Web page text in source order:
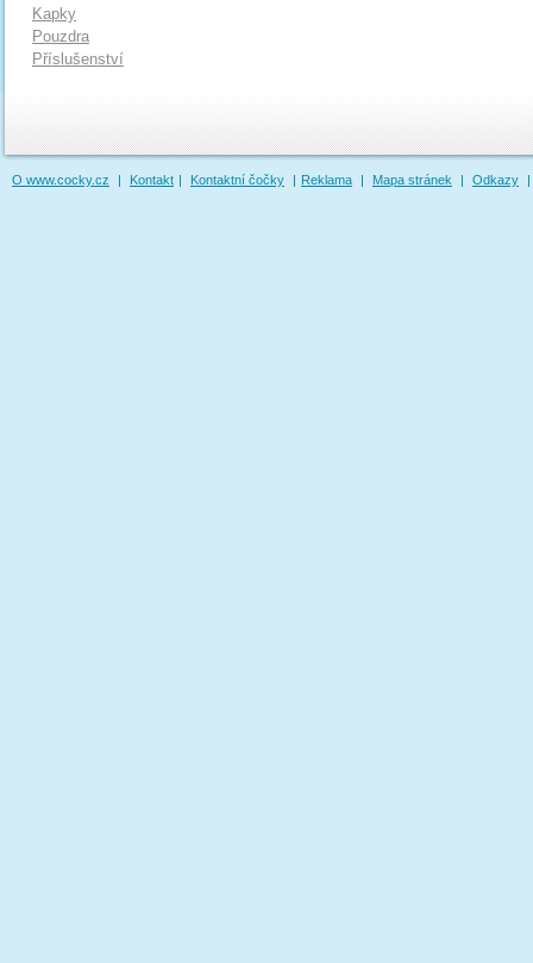
Kapky
Pouzdra
Příslušenství
O www.cocky.cz | Kontakt | Kontaktní čočky | Reklama | Mapa stránek | Odkazy |